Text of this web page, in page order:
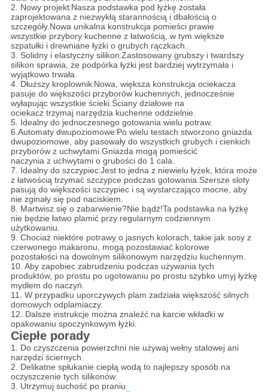
2. Nowy projekt:Nasza podstawka pod łyżkę została
zaprojektowana z niezwykłą starannością i dbałością o
szczegóły.Nowa unikalna konstrukcja pomieści prawie
wszystkie przybory kuchenne z łatwością, w tym większe
szpatułki i drewniane łyżki o grubych rączkach.
3. Solidny i elastyczny silikon:Zastosowany grubszy i twardszy
silikon sprawia, że ​​podpórka łyżki jest bardziej wytrzymała i
wyjątkowo trwała.
4. Dłuższy kroplownik:Nowa, większa konstrukcja ociekacza
pasuje do większości przyborów kuchennych, jednocześnie
wyłapując wszystkie ścieki.Ściany działowe na
ociekacz trzymaj narzędzia kuchenne oddzielnie.
5. Idealny do jednoczesnego gotowania wielu potraw.
6.Automaty dwupoziomowe:Po wielu testach stworzono gniazda
dwupoziomowe, aby pasowały do ​​wszystkich grubych i cienkich
przyborów z uchwytami.Gniazda mogą pomieścić
naczynia z uchwytami o grubości do 1 cala.
7. Idealny do szczypiec:Jest to jedna z niewielu łyżek, która może
z łatwością trzymać szczypce podczas gotowania.Szersze sloty
pasują do większości szczypiec i są wystarczająco mocne, aby
nie zginały się pod naciskiem.
8. Martwisz się o zabarwienie?Nie bądź!Ta podstawka na łyżkę
nie będzie łatwo plamić przy regularnym codziennym
użytkowaniu.
9. Chociaż niektóre potrawy o jasnych kolorach, takie jak sosy z
czerwonego makaronu, mogą pozostawiać kolorowe
pozostałości na dowolnym silikonowym narzędziu kuchennym.
10. Aby zapobiec zabrudzeniu podczas używania tych
produktów, po prostu po ugotowaniu po prostu szybko umyj łyżkę
mydłem do naczyń.
11. W przypadku uporczywych plam zadziała większość silnych
domowych odplamiaczy.
12. Dalsze instrukcje można znaleźć na karcie wkładki w
opakowaniu spoczynkowym łyżki.
Ciepłe porady
1. Do czyszczenia powierzchni nie używaj wełny stalowej ani
narzędzi ściernych.
2. Delikatne spłukanie ciepłą wodą to najlepszy sposób na
oczyszczenie tych silikonów.
3. Utrzymuj suchość po praniu